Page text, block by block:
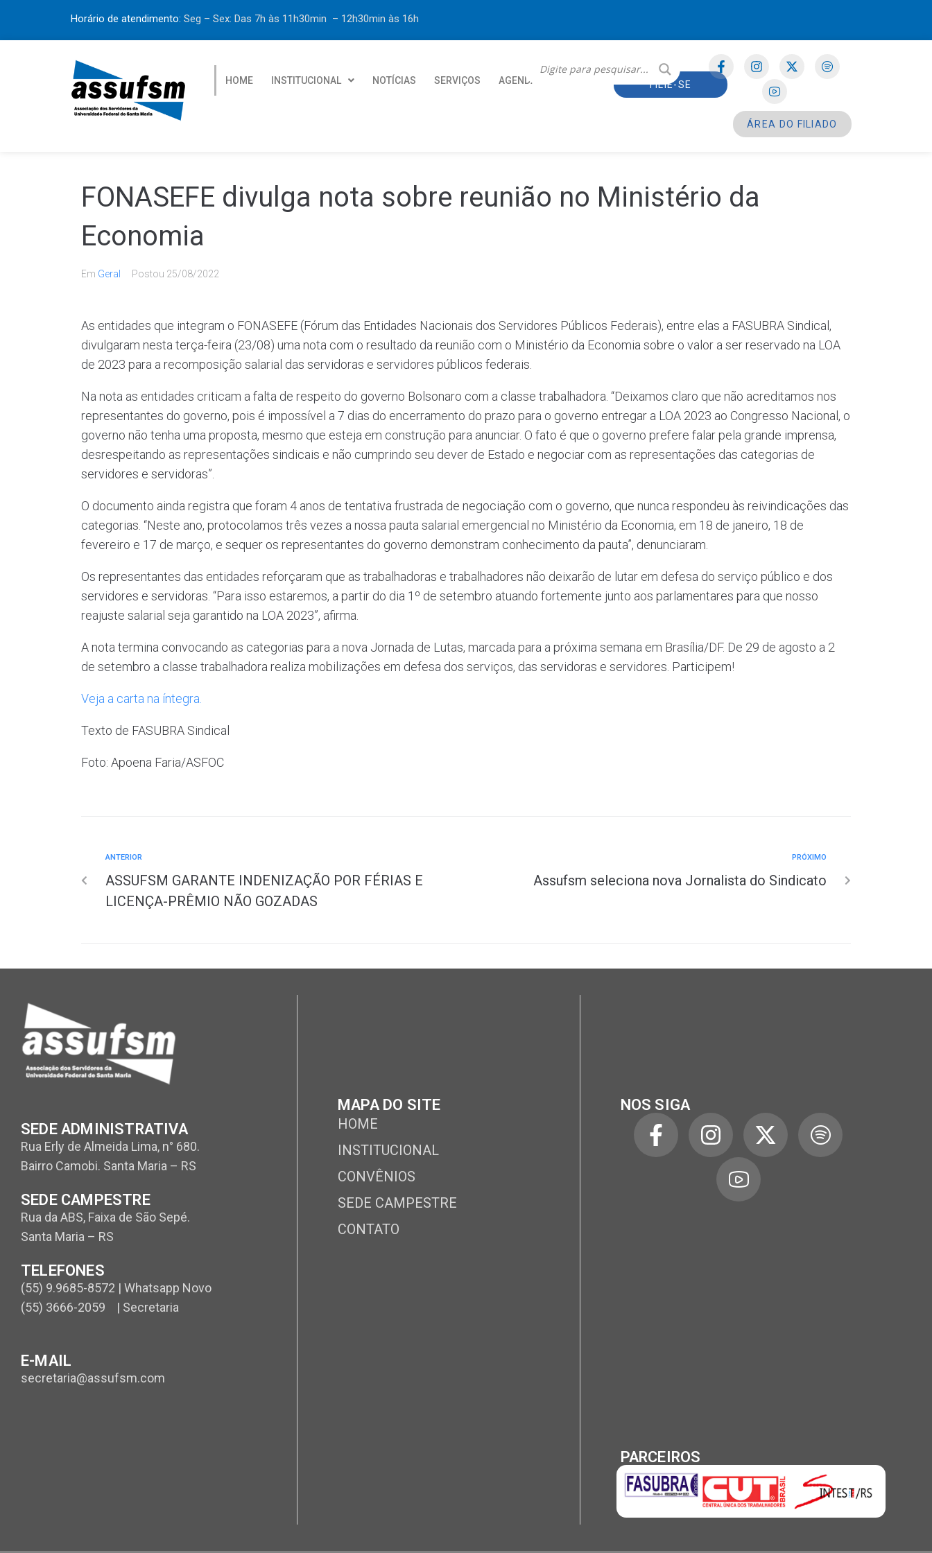
Horário de atendimento: Seg – Sex: Das 7h às 11h30min – 12h30min às 16h
HOME INSTITUCIONAL NOTÍCIAS SERVIÇOS AGENDA FILIE-SE
ÁREA DO FILIADO
FONASEFE divulga nota sobre reunião no Ministério da
Economia
Em Geral Postou 25/08/2022
As entidades que integram o FONASEFE (Fórum das Entidades Nacionais dos Servidores Públicos Federais), entre elas a FASUBRA Sindical,
divulgaram nesta terça-feira (23/08) uma nota com o resultado da reunião com o Ministério da Economia sobre o valor a ser reservado na LOA
de 2023 para a recomposição salarial das servidoras e servidores públicos federais.
Na nota as entidades criticam a falta de respeito do governo Bolsonaro com a classe trabalhadora. “Deixamos claro que não acreditamos nos
representantes do governo, pois é impossível a 7 dias do encerramento do prazo para o governo entregar a LOA 2023 ao Congresso Nacional, o
governo não tenha uma proposta, mesmo que esteja em construção para anunciar. O fato é que o governo prefere falar pela grande imprensa,
desrespeitando as representações sindicais e não cumprindo seu dever de Estado e negociar com as representações das categorias de
servidores e servidoras”.
O documento ainda registra que foram 4 anos de tentativa frustrada de negociação com o governo, que nunca respondeu às reivindicações das
categorias. “Neste ano, protocolamos três vezes a nossa pauta salarial emergencial no Ministério da Economia, em 18 de janeiro, 18 de
fevereiro e 17 de março, e sequer os representantes do governo demonstram conhecimento da pauta”, denunciaram.
Os representantes das entidades reforçaram que as trabalhadoras e trabalhadores não deixarão de lutar em defesa do serviço público e dos
servidores e servidoras. “Para isso estaremos, a partir do dia 1º de setembro atuando fortemente junto aos parlamentares para que nosso
reajuste salarial seja garantido na LOA 2023”, afirma.
A nota termina convocando as categorias para a nova Jornada de Lutas, marcada para a próxima semana em Brasília/DF. De 29 de agosto a 2
de setembro a classe trabalhadora realiza mobilizações em defesa dos serviços, das servidoras e servidores. Participem!
Veja a carta na íntegra.
Texto de FASUBRA Sindical
Foto: Apoena Faria/ASFOC
ANTERIOR
ASSUFSM GARANTE INDENIZAÇÃO POR FÉRIAS E
LICENÇA-PRÊMIO NÃO GOZADAS
PRÓXIMO
Assufsm seleciona nova Jornalista do Sindicato
SEDE ADMINISTRATIVA
Rua Erly de Almeida Lima, n° 680.
Bairro Camobi. Santa Maria – RS
SEDE CAMPESTRE
Rua da ABS, Faixa de São Sepé.
Santa Maria – RS
TELEFONES
(55) 9.9685-8572 | Whatsapp Novo
(55) 3666-2059 | Secretaria
E-MAIL
secretaria@assufsm.com
MAPA DO SITE
HOME
INSTITUCIONAL
CONVÊNIOS
SEDE CAMPESTRE
CONTATO
NOS SIGA
PARCEIROS